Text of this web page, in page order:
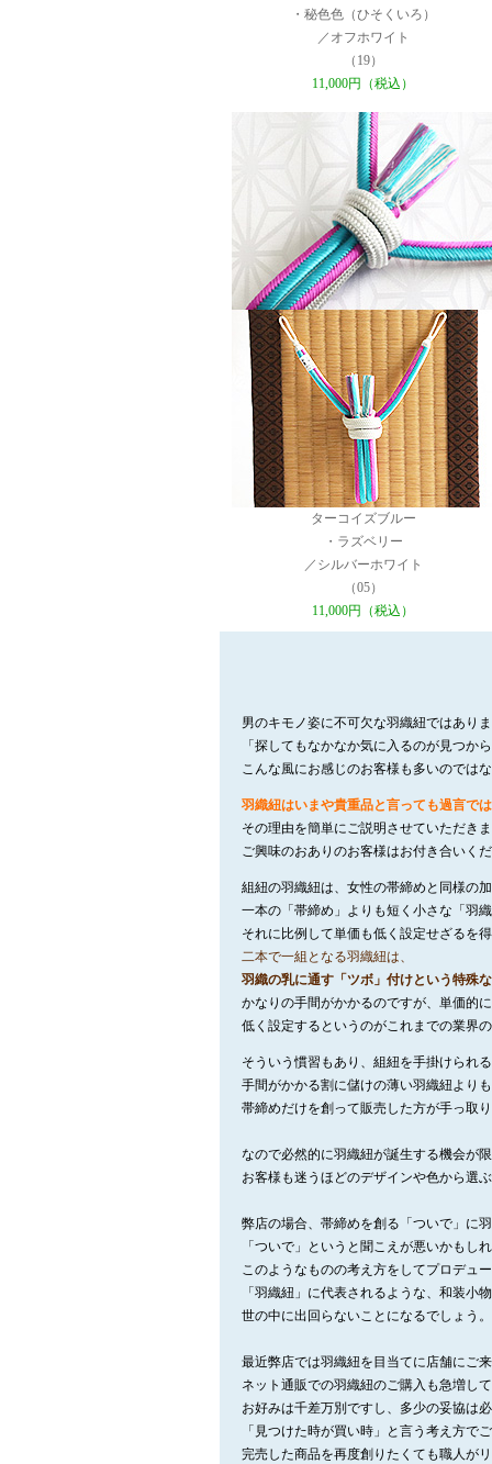
・秘色色（ひそくいろ）
／オフホワイト
（19）
11,000円（税込）
ターコイズブルー
・ラズベリー
／シルバーホワイト
（05）
11,000円（税込）
男のキモノ姿に不可欠な羽織紐ではあり
「探してもなかなか気に入るのが見つか
こんな風にお感じのお客様も多いのでは
羽織紐はいまや貴重品と言っても過言で
その理由を簡単にご説明させていただき
ご興味のおありのお客様はお付き合いく
組紐の羽織紐は、女性の帯締めと同様の
一本の「帯締め」よりも短く小さな「羽
それに比例して単価も低く設定せざるを
二本で一組となる羽織紐は、
羽織の乳に通す「ツボ」付けという特殊
かなりの手間がかかるのですが、単価的
低く設定するというのがこれまでの業界
そういう慣習もあり、組紐を手掛けられ
手間がかかる割に儲けの薄い羽織紐よりも
帯締めだけを創って販売した方が手っ取
なので必然的に羽織紐が誕生する機会が
お客様も迷うほどのデザインや色から選
弊店の場合、帯締めを創る「ついで」に
「ついで」というと聞こえが悪いかもし
このようなものの考え方をしてプロデュ
「羽織紐」に代表されるような、和装小
世の中に出回らないことになるでしょう。
最近弊店では羽織紐を目当てに店舗にご
ネット通販での羽織紐のご購入も急増し
お好みは千差万別ですし、多少の妥協は
「見つけた時が買い時」と言う考え方で
完売した商品を再度創りたくても職人が